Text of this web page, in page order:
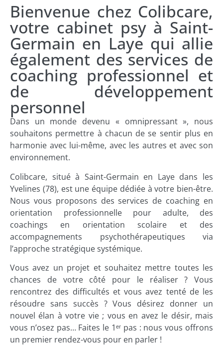
Bienvenue chez Colibcare,
votre cabinet psy à Saint-
Germain en Laye qui allie
également des services de
coaching professionnel et
de développement
personnel
Dans un monde devenu « omnipressant », nous
souhaitons permettre à chacun de se sentir plus en
harmonie avec lui-même, avec les autres et avec son
environnement.
Colibcare, situé à Saint-Germain en Laye dans les
Yvelines (78), est une équipe dédiée à votre bien-être.
Nous vous proposons des services de coaching en
orientation professionnelle pour adulte, des
coachings en orientation scolaire et des
accompagnements psychothérapeutiques via
l’approche stratégique systémique.
Vous avez un projet et souhaitez mettre toutes les
chances de votre côté pour le réaliser ? Vous
rencontrez des difficultés et vous avez tenté de les
résoudre sans succès ? Vous désirez donner un
nouvel élan à votre vie ; vous en avez le désir, mais
vous n’osez pas… Faites le 1ᵉʳ pas : nous vous offrons
un premier rendez-vous pour en parler !